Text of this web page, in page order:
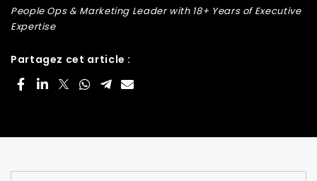
People Ops & Marketing Leader with 18+ Years of Executive
Expertise
Partagez cet article :